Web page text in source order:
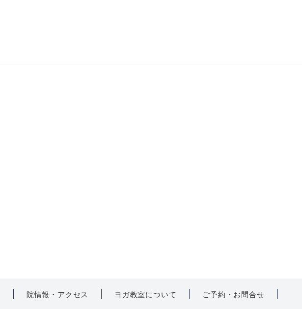
院情報・アクセス ヨガ教室について ご予約・お問合せ